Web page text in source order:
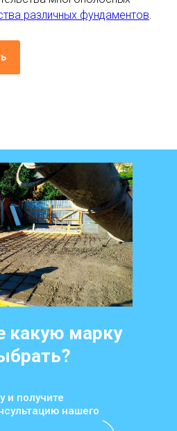
различных фундаментов
какую марку
и получите
нашего